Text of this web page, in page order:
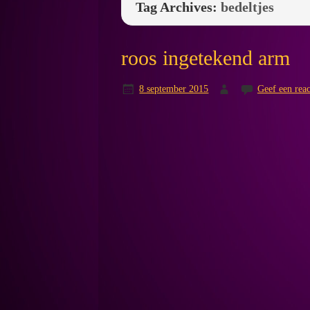
Tag Archives:bedeltjes
roos ingetekend arm
8 september 2015 Geef een